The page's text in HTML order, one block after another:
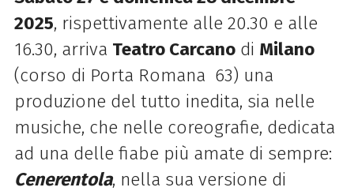
2025, rispettivamente alle 20.30 e alle
16.30, arriva Teatro Carcanodi Milano
(corso di Porta Romana 63) una
produzione del tutto inedita, sia nelle
musiche, che nelle coreografie, dedicata
ad una delle fiabe più amate di sempre:
Cenerentola, nella sua versione di